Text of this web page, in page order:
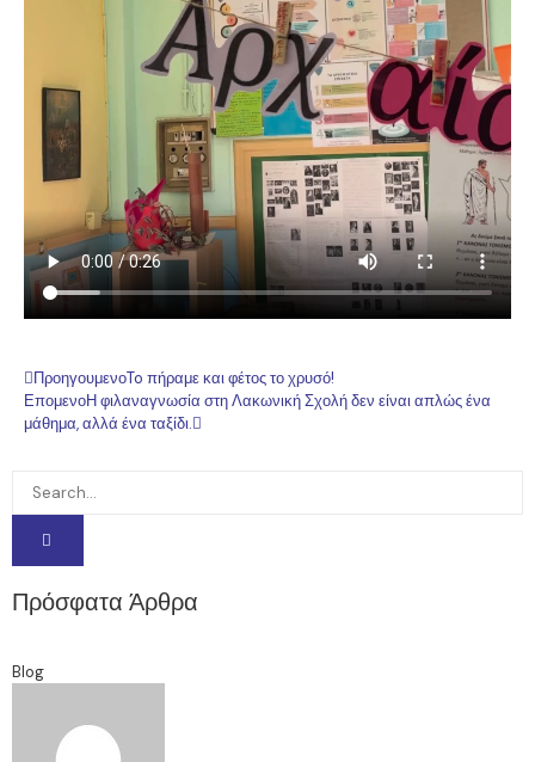
ΠροηγουμενοTo πήραμε και φέτος το χρυσό!
ΕπομενοΗ φιλαναγνωσία στη Λακωνική Σχολή δεν είναι απλώς ένα
μάθημα, αλλά ένα ταξίδι.
Πρόσφατα Άρθρα
Blog